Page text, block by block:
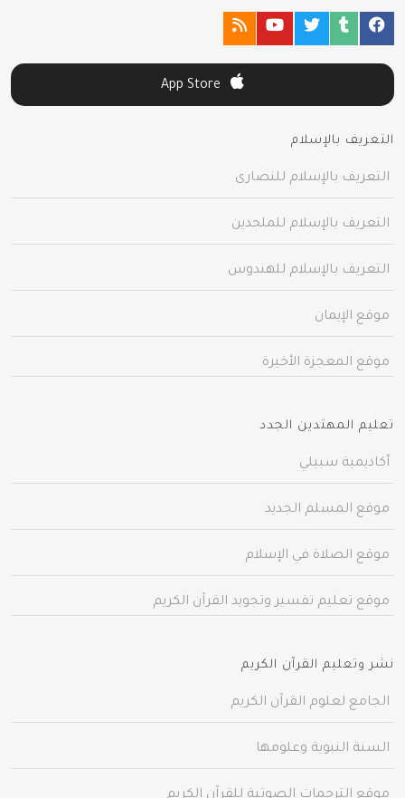
التعريف بالإسلام
التعريف بالإسلام للنصارى
التعريف بالإسلام للملحدين
التعريف بالإسلام للهندوس
موقع الإيمان
موقع المعجزة الأخيرة
تعليم المهتدين الجدد
أكاديمية سبيلي
موقع المسلم الجديد
موقع الصلاة في الإسلام
موقع تعليم تفسير وتجويد القرآن الكريم
نشر وتعليم القرآن الكريم
الجامع لعلوم القرآن الكريم
السنة النبوية وعلومها